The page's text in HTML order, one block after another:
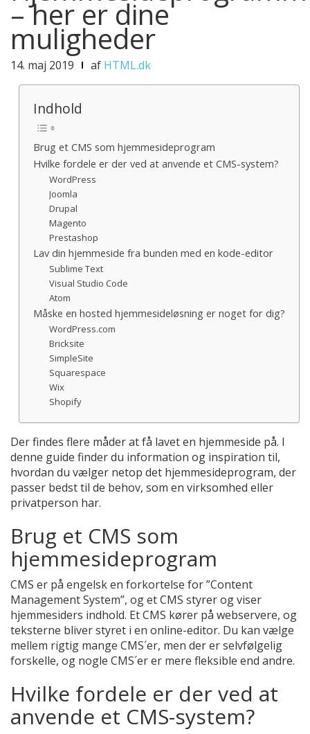
– her er dine
muligheder
14. maj 2019 af HTML.dk
Indhold
Brug et CMS som hjemmesideprogram
Hvilke fordele er der ved at anvende et CMS-system?
WordPress
Joomla
Drupal
Magento
Prestashop
Lav din hjemmeside fra bunden med en kode-editor
Sublime Text
Visual Studio Code
Atom
Måske en hosted hjemmesideløsning er noget for dig?
WordPress.com
Bricksite
SimpleSite
Squarespace
Wix
Shopify
Der findes flere måder at få lavet en hjemmeside på. I
denne guide finder du information og inspiration til,
hvordan du vælger netop det hjemmesideprogram, der
passer bedst til de behov, som en virksomhed eller
privatperson har.
Brug et CMS som
hjemmesideprogram
CMS er på engelsk en forkortelse for ”Content
Management System”, og et CMS styrer og viser
hjemmesiders indhold. Et CMS kører på webservere, og
teksterne bliver styret i en online-editor. Du kan vælge
mellem rigtig mange CMS´er, men der er selvfølgelig
forskelle, og nogle CMS´er er mere fleksible end andre.
Hvilke fordele er der ved at
anvende et CMS-system?